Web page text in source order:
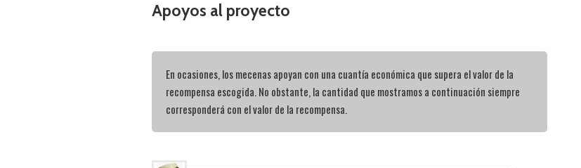
Apoyos al proyecto
En ocasiones, los mecenas apoyan con una cuantía económica que supera el valor de la
recompensa escogida. No obstante, la cantidad que mostramos a continuación siempre
corresponderá con el valor de la recompensa.